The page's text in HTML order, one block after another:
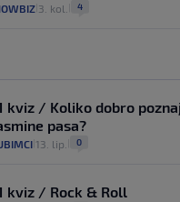
3. kol. 4
kviz / Koliko dobro
pasa?
13. lip. 0
kviz / Rock & Roll